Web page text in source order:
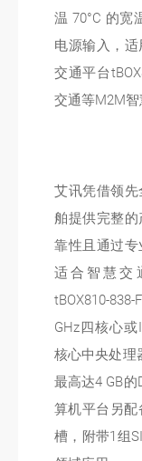
温 70°C 的宽
电源输入，
交通平台
交通等M2M智
艾讯凭借领
舶提供完整
靠性且通过专
适合智慧交
tBOX810-
GHz四核心或
核心中央处理
最高达4 GB
算机平台另配
槽，附带1组